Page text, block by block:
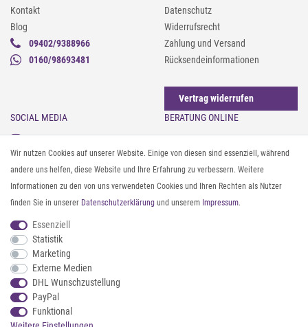
Kontakt
Blog
09402/9388966
0160/98693481
Datenschutz
Widerrufsrecht
Zahlung und Versand
Rücksendeinformationen
Vertrag widerrufen
SOCIAL MEDIA
Instagram
Facebook
Pinterest
Twitter
Youtube
Threads
BERATUNG ONLINE
Gürtel messen & kürzen
Sonnenbrillen & UV-Schutz
Textilpflege
Textil- und Material-Guide
Geldbörse richtig organisieren
ZAHLUNG & VERSAND
Wir nutzen Cookies auf unserer Website. Einige von diesen sind essenziell, während
andere uns helfen, diese Website und Ihre Erfahrung zu verbessern. Weitere
Informationen zu den von uns verwendeten Cookies und Ihren Rechten als Nutzer
finden Sie in unserer Daten­schutz­erklärung und unserem Impressum.
Essenziell
Statistik
Marketing
Externe Medien
DHL Wunschzustellung
PayPal
Funktional